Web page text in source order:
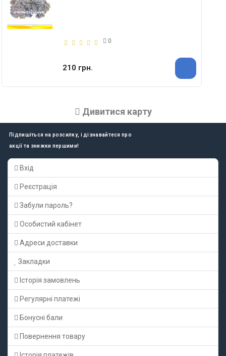
0
210 грн.
Дивитися карту
Підпишіться на розсилку, і дізнавайтеся про
акції та знижки першими!
Вхід
Реєстрація
Забули пароль?
Особистий кабінет
Адреси доставки
Закладки
Історія замовлень
Регулярні платежі
Бонусні бали
Повернення товару